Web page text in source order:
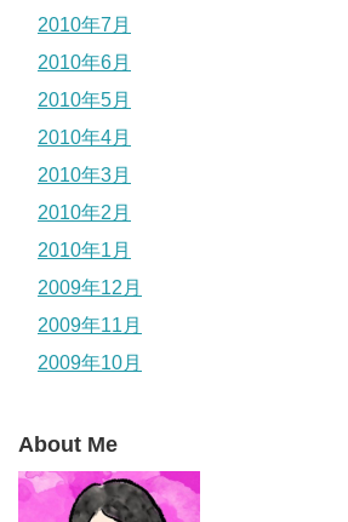
2010年7月
2010年6月
2010年5月
2010年4月
2010年3月
2010年2月
2010年1月
2009年12月
2009年11月
2009年10月
About Me